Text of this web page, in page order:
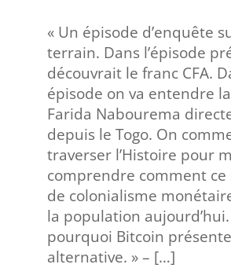
« Un épisode d’enquête
terrain. Dans l’épisode
découvrait le franc CFA.
épisode on va entendre
Farida Nabourema
depuis le Togo. On
traverser l’Histoire pour
comprendre comment ce
de colonialisme
la population
pourquoi Bitcoin
alternative. » – […]